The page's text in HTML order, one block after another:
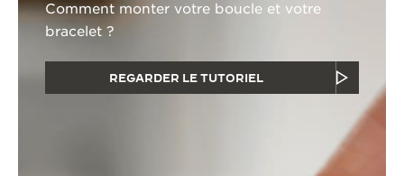
Comment monter votre boucle et votre
bracelet ?
REGARDER LE TUTORIEL